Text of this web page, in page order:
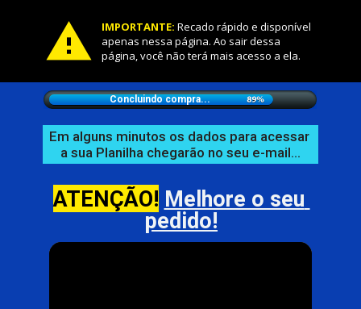
IMPORTANTE: Recado rápido e disponível
apenas nessa página. Ao sair dessa
página, você não terá mais acesso a ela.
Em alguns minutos os dados para acessar
a sua Planilha chegarão no seu e-mail...
ATENÇÃO! Melhore o seu
pedido!
Concluindo compra...